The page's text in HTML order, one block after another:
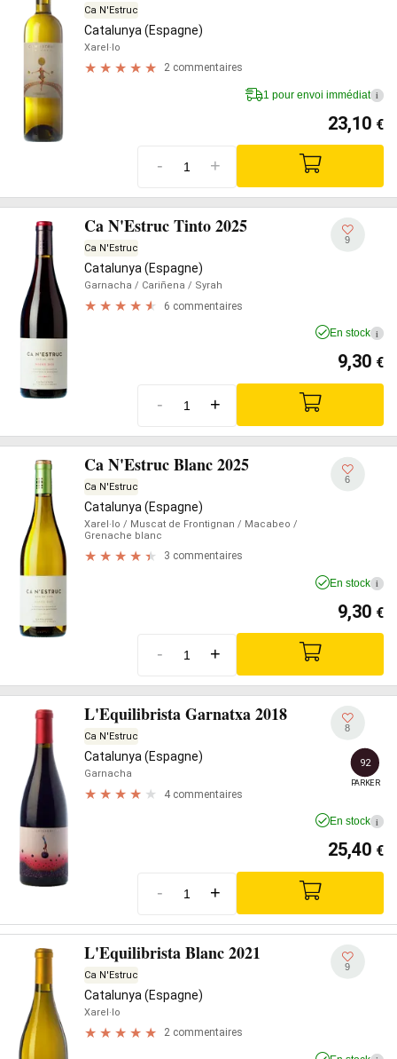
Ca N'Estruc
Catalunya (Espagne)
Xarel·lo
2 commentaires
1 pour envoi immédiat i
23,10 €
- +
Ca N'Estruc Tinto 2025
Ca N'Estruc
Catalunya (Espagne)
Garnacha / Cariñena / Syrah
6 commentaires
9
En stock i
9,30 €
- +
Ca N'Estruc Blanc 2025
Ca N'Estruc
Catalunya (Espagne)
Xarel·lo / Muscat de Frontignan / Macabeo /
Grenache blanc
3 commentaires
6
En stock i
9,30 €
- +
L'Equilibrista Garnatxa 2018
Ca N'Estruc
Catalunya (Espagne)
Garnacha
4 commentaires
8
92
PARKER
En stock i
25,40 €
- +
L'Equilibrista Blanc 2021
Ca N'Estruc
Catalunya (Espagne)
Xarel·lo
2 commentaires
9